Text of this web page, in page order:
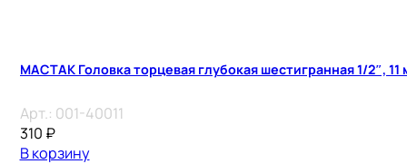
МАСТАК Головка торцевая глубокая шестигранная 1/2″, 11
Арт.: 001-40011
310 ₽
В корзину